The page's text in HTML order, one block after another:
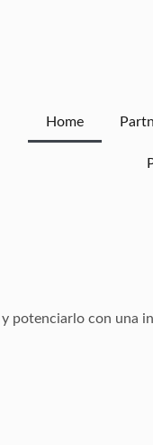
Home
potenciarlo con